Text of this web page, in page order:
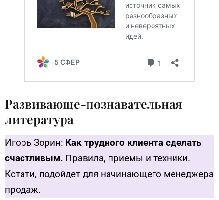
Развивающе-познавательная
литература
Игорь Зорин: Как трудного клиента сделать
счастливым. Правила, приемы и техники.
Кстати, подойдет для начинающего менеджера
продаж.